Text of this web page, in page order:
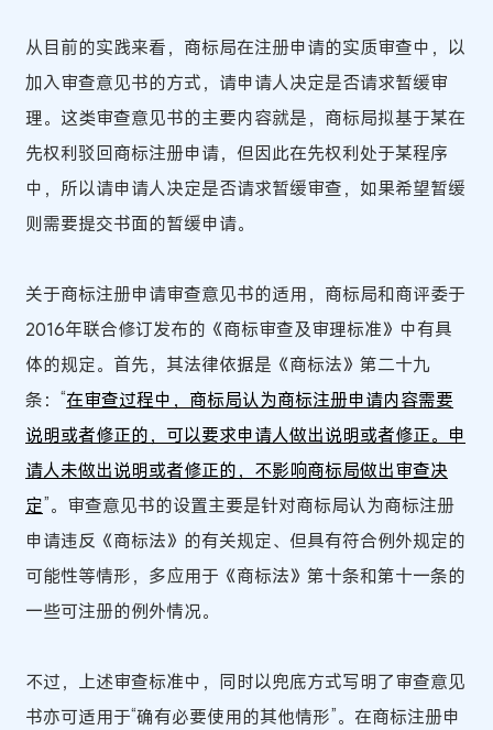
从目前的实践来看，商标局在注册申请的实质审查中，以
加入审查意见书的方式，请申请人决定是否请求暂缓审
理。这类审查意见书的主要内容就是，商标局拟基于某在
先权利驳回商标注册申请，但因此在先权利处于某程序
中，所以请申请人决定是否请求暂缓审查，如果希望暂缓
则需要提交书面的暂缓申请。
关于商标注册申请审查意见书的适用，商标局和商评委于
2016年联合修订发布的《商标审查及审理标准》中有具
体的规定。首先，其法律依据是《商标法》第二十九
条：“在审查过程中，商标局认为商标注册申请内容需要
说明或者修正的，可以要求申请人做出说明或者修正。申
请人未做出说明或者修正的，不影响商标局做出审查决
定”。审查意见书的设置主要是针对商标局认为商标注册
申请违反《商标法》的有关规定、但具有符合例外规定的
可能性等情形，多应用于《商标法》第十条和第十一条的
一些可注册的例外情况。
不过，上述审查标准中，同时以兜底方式写明了审查意见
书亦可适用于“确有必要使用的其他情形”。在商标注册申